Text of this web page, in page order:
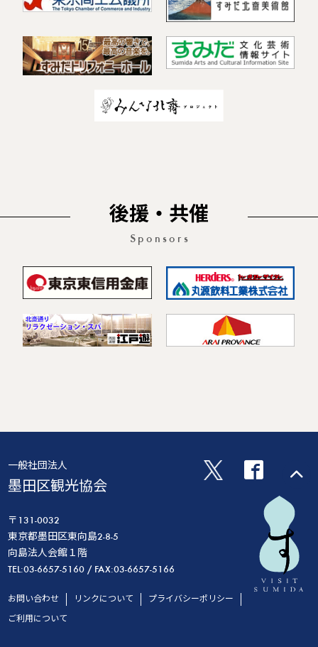
後援・共催
Sponsors
一般社団法人
墨田区観光協会
〒131-0032
東京都墨田区東向島2-8-5
向島法人会館１階
TEL:03-6657-5160 / FAX:03-6657-5166
お問い合わせ リンクについて プライバシーポリシー
ご利用について